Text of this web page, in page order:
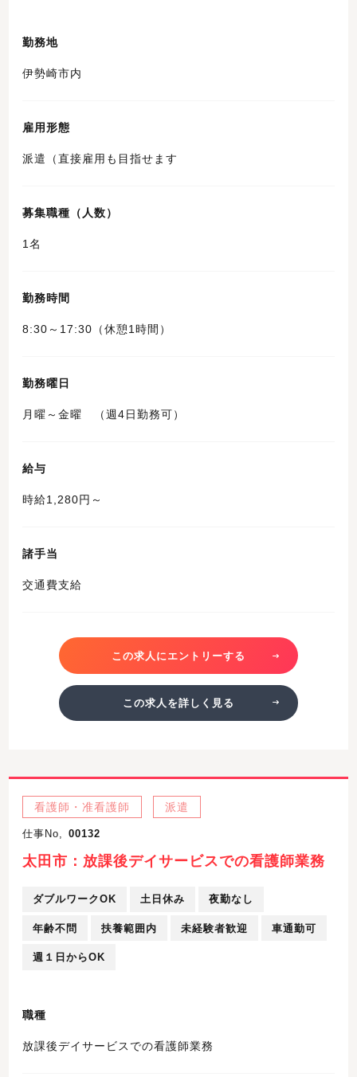
勤務地
伊勢崎市内
雇用形態
派遣（直接雇用も目指せます
募集職種（人数）
1名
勤務時間
8:30～17:30（休憩1時間）
勤務曜日
月曜～金曜 （週4日勤務可）
給与
時給1,280円～
諸手当
交通費支給
この求人にエントリーする
この求人を詳しく見る
看護師・准看護師 派遣
仕事No, 00132
太田市：放課後デイサービスでの看護師業務
ダブルワークOK 土日休み 夜勤なし
年齢不問 扶養範囲内 未経験者歓迎 車通勤可
週１日からOK
職種
放課後デイサービスでの看護師業務